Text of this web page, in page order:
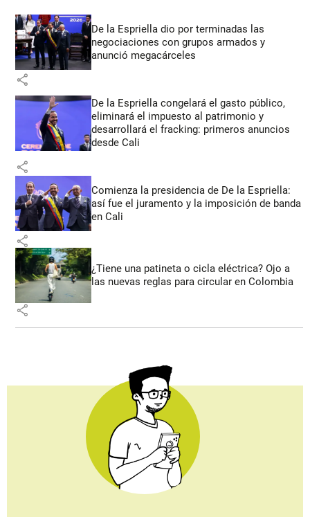
De la Espriella dio por terminadas las
negociaciones con grupos armados y
anunció megacárceles
share
De la Espriella congelará el gasto público,
eliminará el impuesto al patrimonio y
desarrollará el fracking: primeros anuncios
desde Cali
share
Comienza la presidencia de De la Espriella:
así fue el juramento y la imposición de banda
en Cali
share
¿Tiene una patineta o cicla eléctrica? Ojo a
las nuevas reglas para circular en Colombia
share